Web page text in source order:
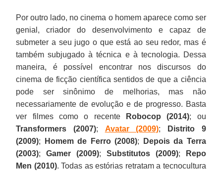
Por outro lado, no cinema o homem aparece como ser
genial, criador do desenvolvimento e capaz de
submeter a seu jugo o que está ao seu redor, mas é
também subjugado à técnica e à tecnologia. Dessa
maneira, é possível encontrar nos discursos do
cinema de ficção científica sentidos de que a ciência
pode ser sinônimo de melhorias, mas não
necessariamente de evolução e de progresso. Basta
ver filmes como o recente
Robocop (2014); ou
Transformers (2007); Avatar (2009);
Distrito 9
(2009); Homem de Ferro (2008);
Depois da Terra
(2003);Gamer (2009); Substitutos (2009);
Repo
Men (2010). Todas as estórias retratam a tecnocultura